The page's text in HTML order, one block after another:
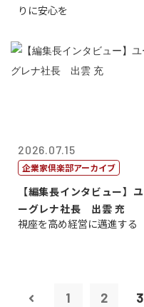
りに安心を
2026.07.15
企業家倶楽部アーカイブ
【編集長インタビュー】ユ
ーグレナ社長 出雲 充
視座を高め経営に邁進する
1 2 3